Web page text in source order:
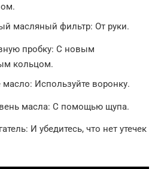
масляный фильтр: От руки.
пробку: С новым
кольцом.
масло: Используйте воронку.
масла: С помощью щупа.
И убедитесь, что нет утечек